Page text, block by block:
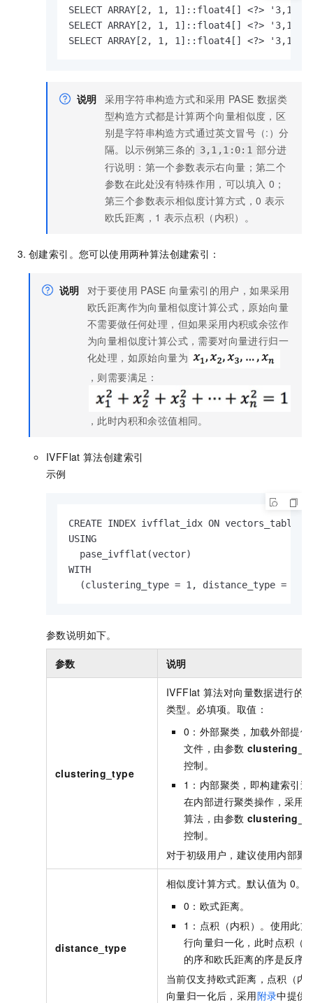
SELECT ARRAY[2, 1, 1]::float4[] <?>
SELECT ARRAY[2, 1, 1]::float4[] <?>
SELECT ARRAY[2, 1, 1]::float4[] <?>
说明 采用字符串构造方式和采用 PASE 数据类
型构造方式都是计算两个向量相似度，区
别是字符串构造方式通过英文冒号（:）分
隔。以示例第三条的 3,1,1:0:1 部分进
行说明：第一个参数表示右向量；第二个
参数在此处没有特殊作用，可以填入 0；
第三个参数表示相似度计算方式，0 表示
欧氏距离，1 表示点积（内积）。
创建索引。您可以使用两种算法创建索引：
说明 对于要使用 PASE 向量索引的用户，如果采用
欧氏距离作为向量相似度计算公式，原始向量
不需要做任何处理，但如果采用内积或余弦作
为向量相似度计算公式，需要对向量进行归一
化处理，如原始向量为
，则需要满足：
，此时内积和余弦值相同。
IVFFlat 算法创建索引
示例
CREATE INDEX ivfflat_idx ON vectors_table
USING
  pase_ivfflat(vector)
WITH
(clustering_type = 1, distance_type = 0,
参数说明如下。
参数 说明
clustering_type
IVFFlat 算法对向量数据进行的
类型。必填项。取值：
0：外部聚类，加载外部提
文件，由参数
控制。
1：内部聚类，即构建索引
在内部进行聚类操作，采用
算法，由参数
控制。
对于初级用户，建议使用内部聚
distance_type
相似度计算方式。默认值为 0。
0：欧式距离。
1：点积（内积）。使用此
行向量归一化，此时点积（
的序和欧氏距离的序是反序
当前仅支持欧式距离，点积（内
向量归一化后，采用附录中提供